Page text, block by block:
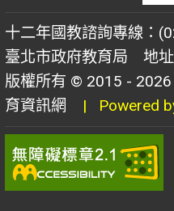
十二年國教諮詢專線：
臺北市政府教育局 地
版權所有 © 2015 - 2026
育資訊網
| Powered